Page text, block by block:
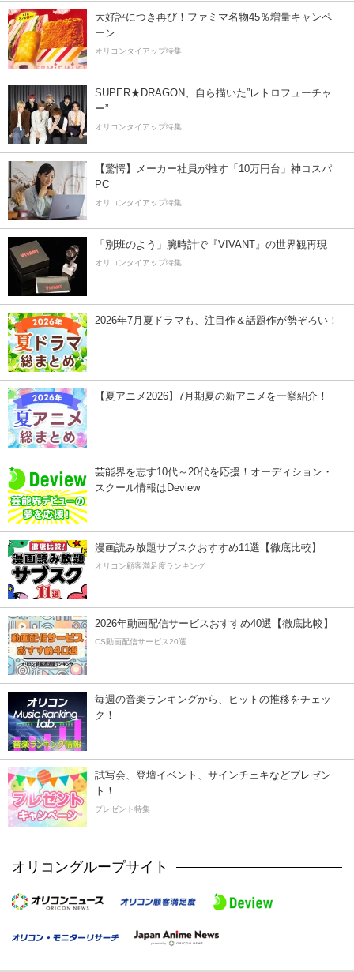
大好評につき再び！ファミマ名物45％増量キャンペ
ーン
オリコンタイアップ特集
SUPER★DRAGON、自ら描いた”レトロフューチャ
ー”
オリコンタイアップ特集
【驚愕】メーカー社員が推す「10万円台」神コスパ
PC
オリコンタイアップ特集
「別班のよう」腕時計で『VIVANT』の世界観再現
オリコンタイアップ特集
2026年7月夏ドラマも、注目作＆話題作が勢ぞろい！
【夏アニメ2026】7月期夏の新アニメを一挙紹介！
芸能界を志す10代～20代を応援！オーディション・
スクール情報はDeview
漫画読み放題サブスクおすすめ11選【徹底比較】
オリコン顧客満足度ランキング
2026年動画配信サービスおすすめ40選【徹底比較】
CS動画配信サービス20選
毎週の音楽ランキングから、ヒットの推移をチェッ
ク！
試写会、登壇イベント、サインチェキなどプレゼン
ト！
プレゼント特集
オリコングループサイト